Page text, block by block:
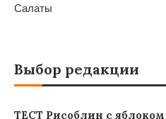
Салаты
Выбор редакции
ТЕСТ Рисоблин с яблоком